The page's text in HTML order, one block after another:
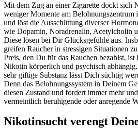
Mit dem Zug an einer Zigarette dockt sich
weniger Momente am Belohnungszentrum
und löst die Ausschüttung diverser
wie Dopamin, Noradrenalin, Acetylcholin
Diese lösen bei Dir Glücksgefühle aus.
greifen Raucher in stressigen Situationen
Preis, den Du für das Rauchen bezahlst,
Nikotin körperlich und psychisch
sehr giftige Substanz lässt Dich süchtig
Denn das Belohnungssystem in Deinem
diesen Zustand und fordert immer mehr
vermeintlich beruhigende oder anregende
Nikotinsucht verengt